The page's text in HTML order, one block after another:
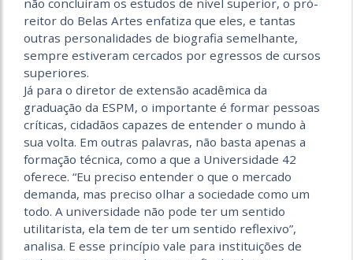
reitor do Belas Artes enfatiza que eles, e tantas
outras personalidades de biografia semelhante,
sempre estiveram cercados por egressos de cursos
superiores.
Já para o diretor de extensão acadêmica da
graduação da ESPM, o importante é formar pessoas
críticas, cidadãos capazes de entender o mundo à
sua volta. Em outras palavras, não basta apenas a
formação técnica, como a que a Universidade 42
oferece. “Eu preciso entender o que o mercado
demanda, mas preciso olhar a sociedade como um
todo. A universidade não pode ter um sentido
utilitarista, ela tem de ter um sentido reflexivo”,
analisa. E esse princípio vale para instituições de